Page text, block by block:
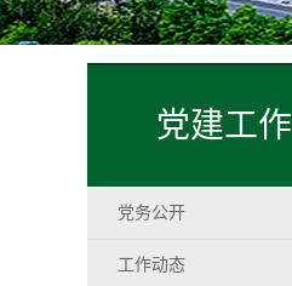
党建工作
党务公开
工作动态